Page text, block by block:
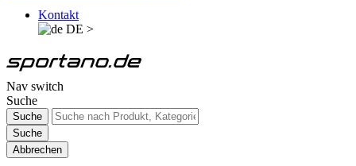
Kontakt
DE >
Nav switch
Suche
Suche
Suche
Abbrechen